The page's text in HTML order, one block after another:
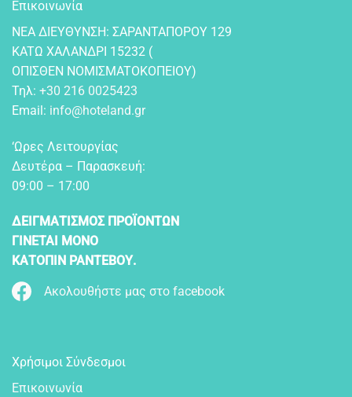
Επικοινωνία
NEA ΔIEYΘYNΣH: ΣAPANTAΠOPOY 129
KATΩ XAΛANΔPI 15232 (
OΠIΣΘEN NOMIΣMATOKOΠEIOY)
Τηλ: +30 216 0025423
Email: info@hoteland.gr
‘Ωρες Λειτουργίας
Δευτέρα – Παρασκευή:
09:00 – 17:00
ΔΕΙΓΜΑΤΙΣΜΟΣ ΠΡΟΪΟΝΤΩΝ
ΓΙΝΕΤΑΙ ΜΟΝΟ
ΚΑΤΟΠΙΝ ΡΑΝΤΕΒΟΥ.
Ακολουθήστε μας στο facebook
Χρήσιμοι Σύνδεσμοι
Επικοινωνία